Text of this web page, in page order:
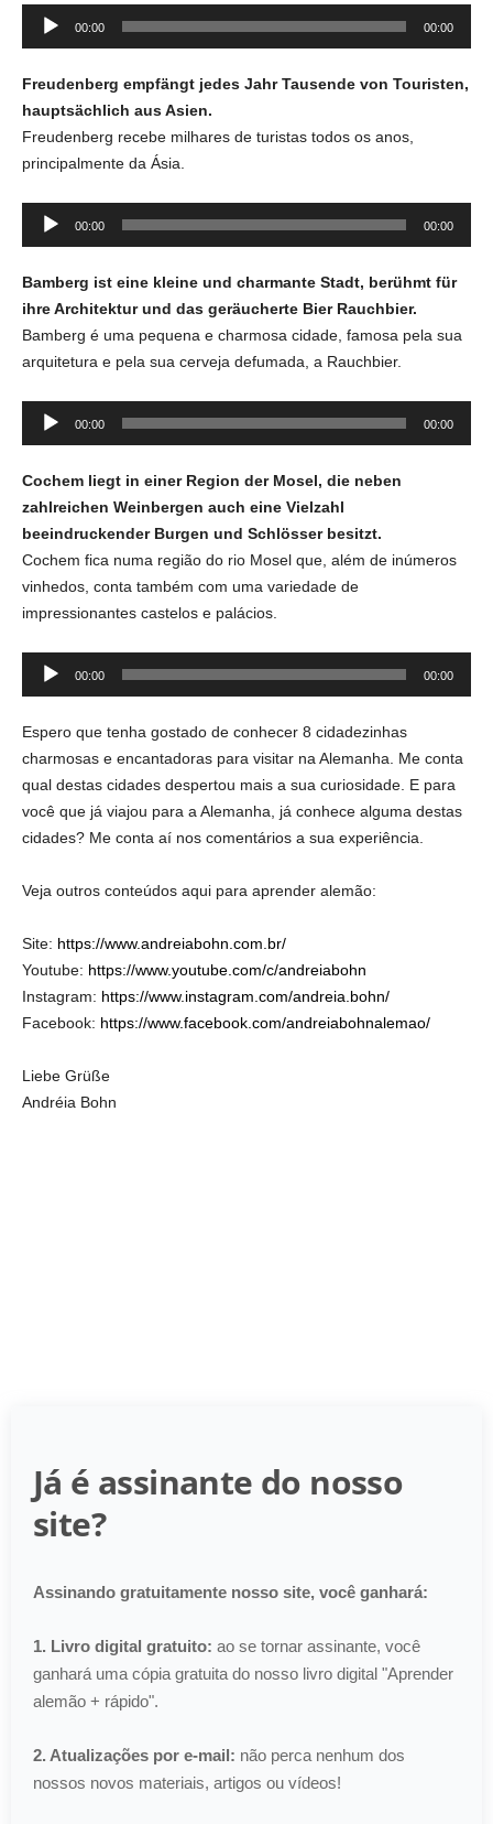
Tocador
00:00 00:00
Freudenberg empfängt jedes Jahr Tausende von Touristen,
hauptsächlich aus Asien.
Freudenberg recebe milhares de turistas todos os anos,
principalmente da Ásia.
Tocador
00:00 00:00
Bamberg ist eine kleine und charmante Stadt, berühmt für
ihre Architektur und das geräucherte Bier Rauchbier.
Bamberg é uma pequena e charmosa cidade, famosa pela sua
arquitetura e pela sua cerveja defumada, a Rauchbier.
Tocador
00:00 00:00
Cochem liegt in einer Region der Mosel, die neben
zahlreichen Weinbergen auch eine Vielzahl
beeindruckender Burgen und Schlösser besitzt.
Cochem fica numa região do rio Mosel que, além de inúmeros
vinhedos, conta também com uma variedade de
impressionantes castelos e palácios.
Tocador
00:00 00:00
Espero que tenha gostado de conhecer 8 cidadezinhas
charmosas e encantadoras para visitar na Alemanha. Me conta
qual destas cidades despertou mais a sua curiosidade. E para
você que já viajou para a Alemanha, já conhece alguma destas
cidades? Me conta aí nos comentários a sua experiência.
Veja outros conteúdos aqui para aprender alemão:
Site: https://www.andreiabohn.com.br/
Youtube: https://www.youtube.com/c/andreiabohn
Instagram: https://www.instagram.com/andreia.bohn/
Facebook: https://www.facebook.com/andreiabohnalemao/
Liebe Grüße
Andréia Bohn
Já é assinante do nosso
site?
Assinando gratuitamente nosso site, você ganhará:
1. Livro digital gratuito: ao se tornar assinante, você
ganhará uma cópia gratuita do nosso livro digital "Aprender
alemão + rápido".
2. Atualizações por e-mail: não perca nenhum dos
nossos novos materiais, artigos ou vídeos!